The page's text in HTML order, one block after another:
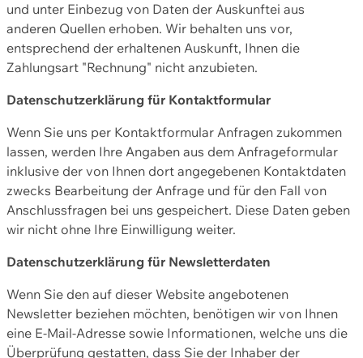
und unter Einbezug von Daten der Auskunftei aus
anderen Quellen erhoben. Wir behalten uns vor,
entsprechend der erhaltenen Auskunft, Ihnen die
Zahlungsart "Rechnung" nicht anzubieten.
Datenschutzerklärung für Kontaktformular
Wenn Sie uns per Kontaktformular Anfragen zukommen
lassen, werden Ihre Angaben aus dem Anfrageformular
inklusive der von Ihnen dort angegebenen Kontaktdaten
zwecks Bearbeitung der Anfrage und für den Fall von
Anschlussfragen bei uns gespeichert. Diese Daten geben
wir nicht ohne Ihre Einwilligung weiter.
Datenschutzerklärung für Newsletterdaten
Wenn Sie den auf dieser Website angebotenen
Newsletter beziehen möchten, benötigen wir von Ihnen
eine E-Mail-Adresse sowie Informationen, welche uns die
Überprüfung gestatten, dass Sie der Inhaber der